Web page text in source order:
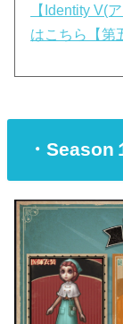
【Identity V(
はこちら【第
・Season